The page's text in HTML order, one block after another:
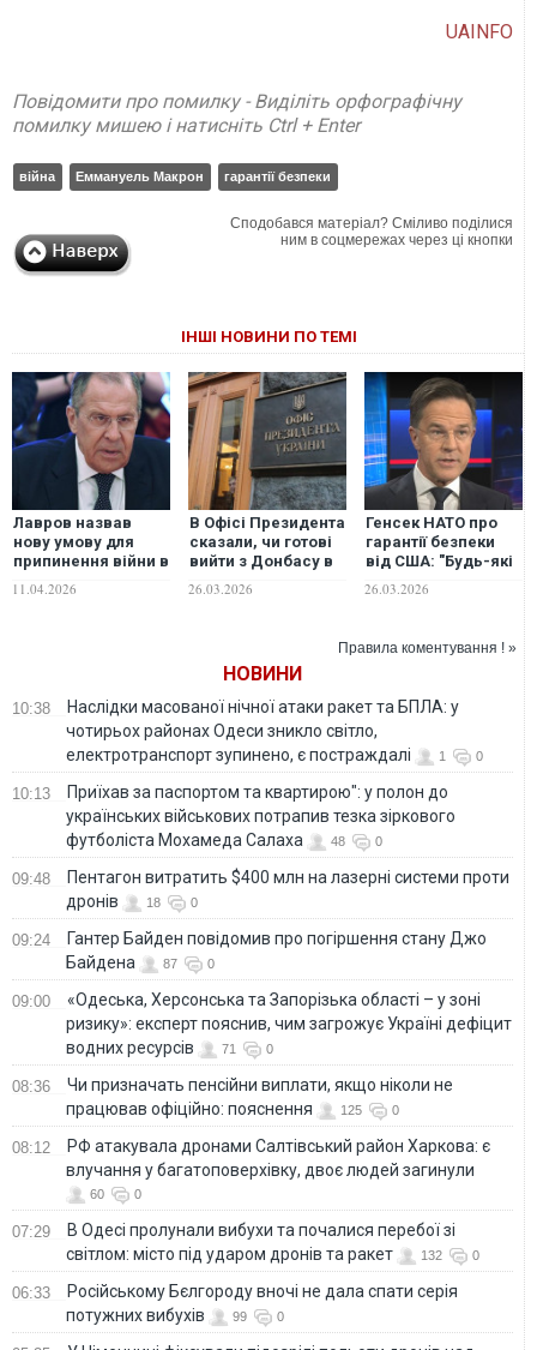
UAINFO
Повідомити про помилку - Виділіть орфографічну
помилку мишею і натисніть Ctrl + Enter
війна Еммануель Макрон гарантії безпеки
Сподобався матеріал? Сміливо поділися
ним в соцмережах через ці кнопки
ІНШІ НОВИНИ ПО ТЕМІ
Лавров назвав
нову умову для
припинення війни в
11.04.2026
В Офісі Президента
сказали, чи готові
вийти з Донбасу в
безпеки
26.03.2026
Генсек НАТО про
гарантії безпеки
від США: "Будь-які
території має
26.03.2026
Правила коментування ! »
НОВИНИ
10:38
Наслідки масованої нічної атаки ракет та БПЛА: у
чотирьох районах Одеси зникло світло,
електротранспорт зупинено, є постраждалі
1 0
10:13
Приїхав за паспортом та квартирою": у полон до
українських військових потрапив тезка зіркового
футболіста Мохамеда Салаха
48 0
09:48
Пентагон витратить $400 млн на лазерні системи проти
дронів
18 0
09:24
Гантер Байден повідомив про погіршення стану Джо
Байдена
87 0
09:00
«Одеська, Херсонська та Запорізька області – у зоні
ризику»: експерт пояснив, чим загрожує Україні дефіцит
водних ресурсів
71 0
08:36
Чи призначать пенсійни виплати, якщо ніколи не
працював офіційно: пояснення
125 0
08:12
РФ атакувала дронами Салтівський район Харкова: є
влучання у багатоповерхівку, двоє людей загинули
60 0
07:29
В Одесі пролунали вибухи та почалися перебої зі
світлом: місто під ударом дронів та ракет
132 0
06:33
Російському Бєлгороду вночі не дала спати серія
потужних вибухів
99 0